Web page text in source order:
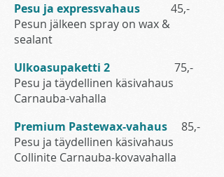
Pesu ja expressvahaus
45,-
Pesun jälkeen spray on wax &
sealant
Ulkoasupaketti 2
75,-
Pesu ja täydellinen käsivahaus
Carnauba-vahalla
Premium Pastewax-vahaus
85,-
Pesu ja täydellinen käsivahaus
Collinite Carnauba-kovavahalla